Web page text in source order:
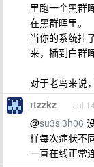
里跑一个黑群
在黑群晖里。
当你的系统挂
来，插到白群
对于老鸟来说
rtzzkz Jul
@su3sl3h06
样每次症状不
一直在线正常